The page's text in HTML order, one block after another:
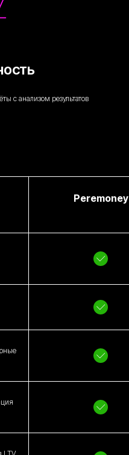
с анализом результатов
Peremoney